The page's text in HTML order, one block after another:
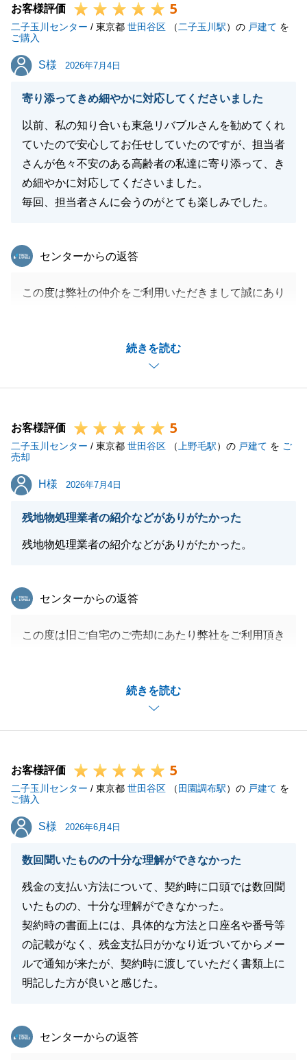
さい。
今後ともよろしくお願いいたします。
お客様評価 5
二子玉川センター / 東京都 世田谷区 （ 二子玉川駅）の 戸建て を
ご購入
S様
S様 2026年7月4日
寄り添ってきめ細やかに対応してくださいました
以前、私の知り合いも東急リバブルさんを勧めてくれ
ていたので安心してお任せしていたのですが、担当者
さんが色々不安のある高齢者の私達に寄り添って、き
め細やかに対応してくださいました。
毎回、担当者さんに会うのがとても楽しみでした。
続きを読む
東急リバブル
センターからの返答
この度は弊社の仲介をご利用いただきまして誠にあり
進められましたこと、重ねて御礼申し上げます。
S様とお会いするのが毎度、本当に楽しみで、今回の
お住替えに携わることができ、心より嬉しく思ってお
今後もお手伝いできることがございましたら些細なこ
とでも構いませんので、お気軽にお申し付けください
ませ。
この度は誠にありがとうございました。
閉じる
お客様評価 5
二子玉川センター / 東京都 世田谷区 （ 上野毛駅）の 戸建て を ご
売却
H様
H様 2026年7月4日
残地物処理業者の紹介などがありがたかった
残地物処理業者の紹介などがありがたかった。
続きを読む
東急リバブル
センターからの返答
この度は旧ご自宅のご売却にあたり弊社をご利用頂き
各お手続きに迅速にご対応頂きありがとうございまし
た。
のご売却があった中でお会いする機会が無くなってし
まう事に
寂しさもございますが、引き続きお付き合いのほど宜
しくお願いいたします。
閉じる
お客様評価 5
二子玉川センター / 東京都 世田谷区 （ 田園調布駅）の 戸建て を
ご購入
S様
S様 2026年6月4日
数回聞いたものの十分な理解ができなかった
残金の支払い方法について、契約時に口頭では数回聞
いたものの、十分な理解ができなかった。
契約時の書面上には、具体的な方法と口座名や番号等
の記載がなく、残金支払日がかなり近づいてからメー
ルで通知が来たが、契約時に渡していただく書類上に
明記した方が良いと感じた。
東急リバブル
センターからの返答